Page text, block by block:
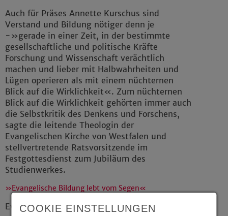
Auch für Präses Annette Kurschus sind
Verstand und Bildung nötiger denn je
-»gerade in einer Zeit, in der bestimmte
gesellschaftliche und politische Kräfte
Forschung und Wissenschaft verächtlich
machen und lieber mit Halbwahrheiten und
Lügen operieren als mit einem nüchternen
Blick auf die Wirklichkeit«. Zum nüchternen
Blick auf die Wirklichkeit gehörten immer auch
die Selbstkritik des Denkens und Forschens,
sagte die leitende Theologin der
Evangelischen Kirche von Westfalen und
stellvertretende Ratsvorsitzende im
Festgottesdienst zum Jubiläum des
Studienwerkes.
»Evangelische Bildung lebt vom Segen«
Evangelische Bildung sei bezogen auf etwas
COOKIE EINSTELLUNGEN